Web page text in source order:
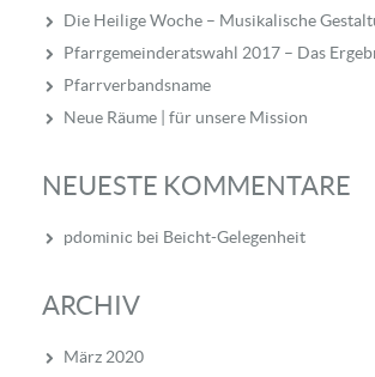
Die Heilige Woche – Musikalische
Pfarrgemeinderatswahl 2017 – Das
Pfarrverbandsname
Neue Räume | für unsere Mission
NEUESTE KOMMENTARE
pdominic bei Beicht-Gelegenheit
ARCHIV
März 2020